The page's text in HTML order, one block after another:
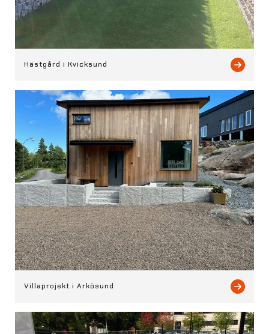
Hästgård i Kvicksund
Villaprojekt i Arkösund